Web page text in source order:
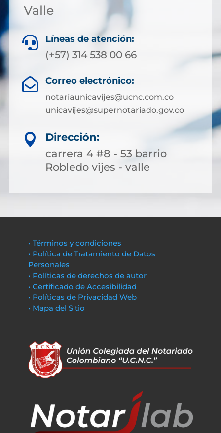
Valle
 Líneas de atención:
(+57) 314 538 00 66
 Correo electrónico:
notariaunicavijes@ucnc.com.co
unicavijes@supernotariado.gov.co

Dirección:
carrera 4 #8 - 53 barrio
Robledo vijes - valle
• Términos y condiciones
• Política de Tratamiento de Datos
Personales
• Políticas de derechos de autor
• Certificado de Accesibilidad
• Políticas de Privacidad Web
• Mapa del Sitio